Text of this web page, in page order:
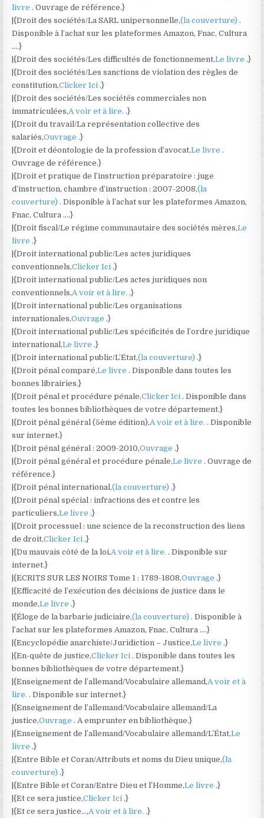
livre . Ouvrage de référence.}
|{Droit des sociétés/La SARL unipersonnelle,(la couverture) .
Disponible à l’achat sur les plateformes Amazon, Fnac, Cultura
….}
|{Droit des sociétés/Les difficultés de fonctionnement,Le livre .}
|{Droit des sociétés/Les sanctions de violation des règles de
constitution,Clicker Ici .}
|{Droit des sociétés/Les sociétés commerciales non
immatriculées,A voir et à lire. .}
|{Droit du travail/La représentation collective des
salariés,Ouvrage .}
|{Droit et déontologie de la profession d’avocat,Le livre .
Ouvrage de référence.}
|{Droit et pratique de l’instruction préparatoire : juge
d’instruction, chambre d’instruction : 2007-2008,(la
couverture) . Disponible à l’achat sur les plateformes Amazon,
Fnac, Cultura ….}
|{Droit fiscal/Le régime communautaire des sociétés mères,Le
livre .}
|{Droit international public/Les actes juridiques
conventionnels,Clicker Ici .}
|{Droit international public/Les actes juridiques non
conventionnels,A voir et à lire. .}
|{Droit international public/Les organisations
internationales,Ouvrage .}
|{Droit international public/Les spécificités de l’ordre juridique
international,Le livre .}
|{Droit international public/L’État,(la couverture) .}
|{Droit pénal comparé,Le livre . Disponible dans toutes les
bonnes librairies.}
|{Droit pénal et procédure pénale,Clicker Ici . Disponible dans
toutes les bonnes bibliothèques de votre département.}
|{Droit pénal général (5ème édition),A voir et à lire. . Disponible
sur internet.}
|{Droit pénal général : 2009-2010,Ouvrage .}
|{Droit pénal général et procédure pénale,Le livre . Ouvrage de
référence.}
|{Droit pénal international,(la couverture) .}
|{Droit pénal spécial : infractions des et contre les
particuliers,Le livre .}
|{Droit processuel : une science de la reconstruction des liens
de droit,Clicker Ici .}
|{Du mauvais côté de la loi,A voir et à lire. . Disponible sur
internet.}
|{ECRITS SUR LES NOIRS Tome 1 : 1789-1808,Ouvrage .}
|{Efficacité de l’exécution des décisions de justice dans le
monde,Le livre .}
|{Éloge de la barbarie judiciaire,(la couverture) . Disponible à
l’achat sur les plateformes Amazon, Fnac, Cultura ….}
|{Encyclopédie anarchiste/Juridiction – Justice,Le livre .}
|{En-quête de justice,Clicker Ici . Disponible dans toutes les
bonnes bibliothèques de votre département.}
|{Enseignement de l’allemand/Vocabulaire allemand,A voir et à
lire. . Disponible sur internet.}
|{Enseignement de l’allemand/Vocabulaire allemand/La
justice,Ouvrage . A emprunter en bibliothèque.}
|{Enseignement de l’allemand/Vocabulaire allemand/L’État,Le
livre .}
|{Entre Bible et Coran/Attributs et noms du Dieu unique,(la
couverture) .}
|{Entre Bible et Coran/Entre Dieu et l’Homme,Le livre .}
|{Et ce sera justice,Clicker Ici .}
|{Et ce sera justice…,A voir et à lire. .}